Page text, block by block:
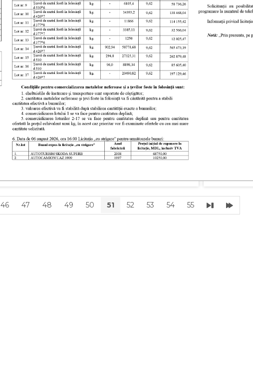
Un nou consumator racordat la încălzire
centralizată
Încă un agent economic din mun. Bălți s-a racordat la
Sistemul de Alimentare Centralizată cu Energie
Termică.
Spălătoria auto din strada Ivano Franco a fost
instalarea unui Punct Termic Individual, care asigură
independență, un consum eficient, optimizat de
energie termică pentru încălzirea încăperilor și
prepararea apei calde.
„CET-
caldă
46 47 48 49 50 51 52 53 54 55